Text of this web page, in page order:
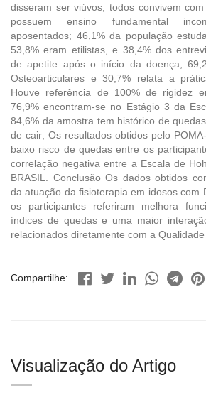
disseram ser viúvos; todos convivem
possuem ensino fundamental
aposentados; 46,1% da população
53,8% eram etilistas, e 38,4% dos
de apetite após o início da doença;
Osteoarticulares e 30,7% relata a
Houve referência de 100% de rigidez
76,9% encontram-se no Estágio 3 da
84,6% da amostra tem histórico de
de cair; Os resultados obtidos pelo
baixo risco de quedas entre os
correlação negativa entre a Escala de
BRASIL. Conclusão Os dados obtidos
da atuação da fisioterapia em idosos com
os participantes referiram melhora
índices de quedas e uma maior
relacionados diretamente com a Qualidade
Compartilhe:
Visualização do Artigo